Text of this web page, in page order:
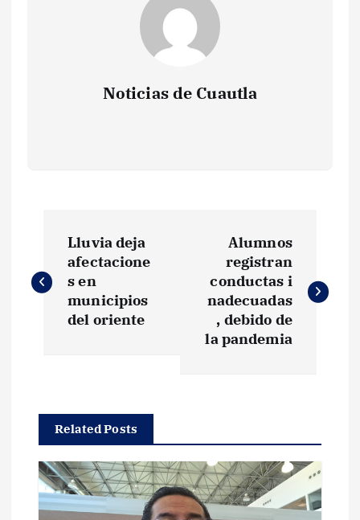
Noticias de Cuautla
a
a
c
Lluvia deja
afectacione
s en
municipios
del oriente
Alumnos
registran
conductas i
nadecuadas
, debido de
la pandemia
Related Posts